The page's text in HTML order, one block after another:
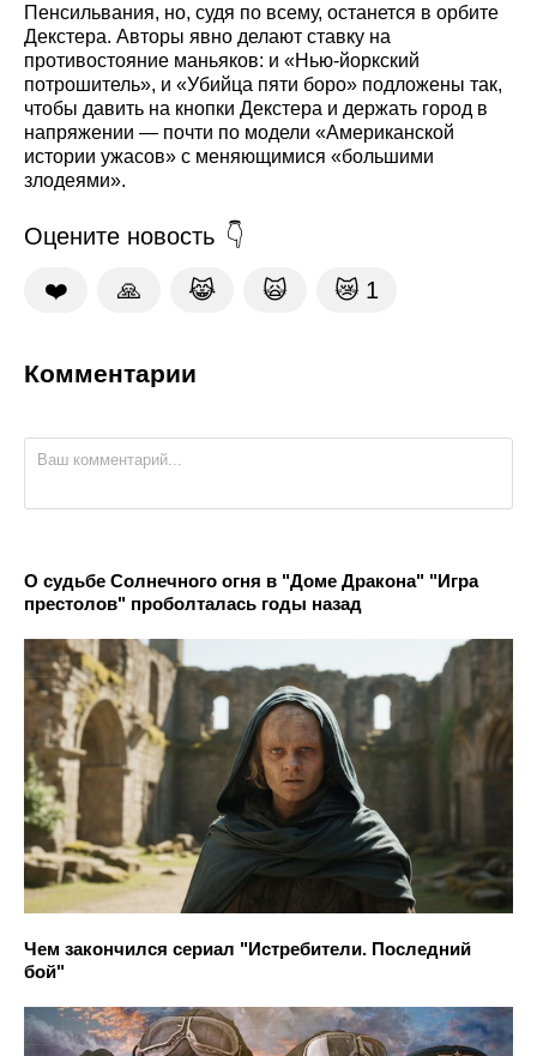
Пенсильвания, но, судя по всему, останется в орбите
Декстера. Авторы явно делают ставку на
противостояние маньяков: и «Нью-йоркский
потрошитель», и «Убийца пяти боро» подложены так,
чтобы давить на кнопки Декстера и держать город в
напряжении — почти по модели «Американской
истории ужасов» с меняющимися «большими
злодеями».
Оцените новость
❤️ 🙏 😹 🙀 😿 1
Комментарии
О судьбе Солнечного огня в "Доме Дракона" "Игра
престолов" проболталась годы назад
Чем закончился сериал "Истребители. Последний
бой"